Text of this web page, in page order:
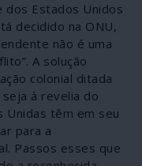
dos Estados Unidos
decidido na ONU,
não é uma
A solução
colonial ditada
à revelia do
Unidas têm em seu
para a
Passos esses que